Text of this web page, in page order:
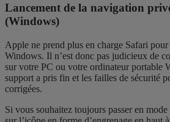
Lancement de la navigation
(Windows)
Apple ne prend plus en charge Safari
Windows. Il n’est donc pas judicieux de
sur votre PC ou votre ordinateur portable
support a pris fin et les failles de sécurité
corrigées.
Si vous souhaitez toujours passer en